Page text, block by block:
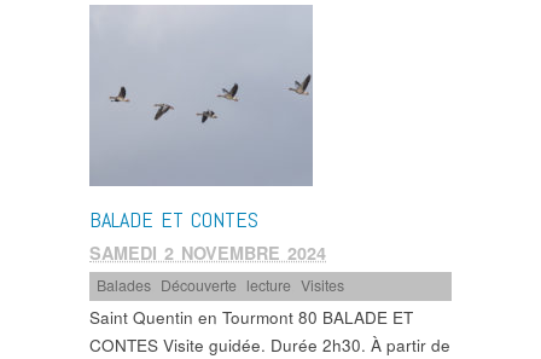
BALADE ET CONTES
SAMEDI 2 NOVEMBRE 2024
Balades Découverte lecture ,Visites
Saint Quentin en Tourmont 80 BALADE ET
CONTES Visite guidée. Durée 2h30. À partir de